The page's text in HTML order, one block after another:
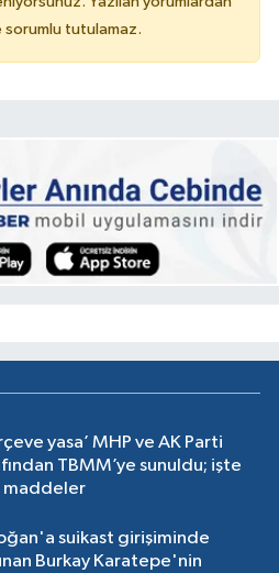
sorumlu tutulamaz.
yasa’ MHP ve AK Parti
TBMM’ye sunuldu; işte
maddeler
suikast girişiminde
Burkay Karatepe'nin